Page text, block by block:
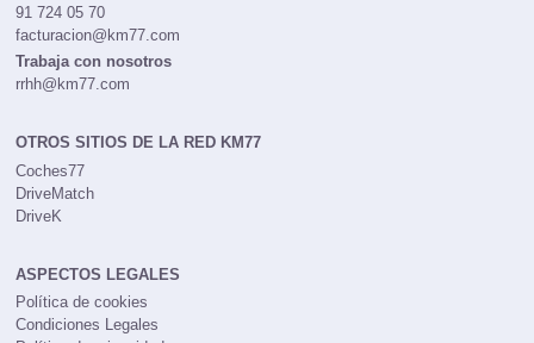
91 724 05 70
facturacion@km77.com
Trabaja con nosotros
rrhh@km77.com
OTROS SITIOS DE LA RED KM77
Coches77
DriveMatch
DriveK
ASPECTOS LEGALES
Política de cookies
Condiciones Legales